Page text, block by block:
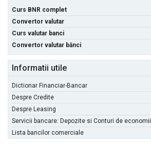
Curs BNR complet
Convertor valutar
Curs valutar banci
Convertor valutar bănci
Informatii utile
Dictionar Financiar-Bancar
Despre Credite
Despre Leasing
Servicii bancare: Depozite si Conturi de economii
Lista bancilor comerciale